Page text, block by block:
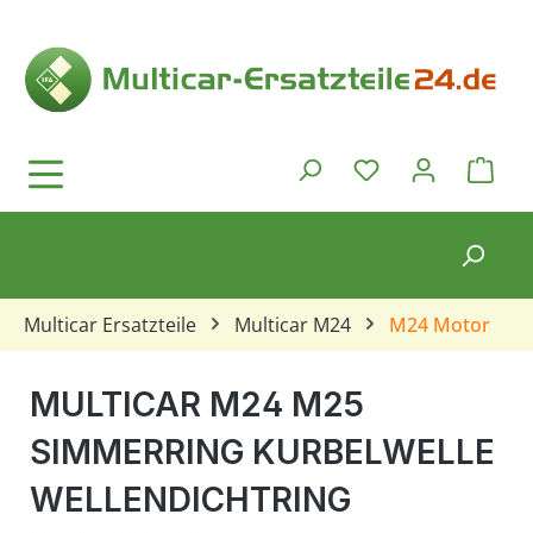
Du hast 0
Multicar Ersatzteile Multicar M24 M24 Motor
MULTICAR M24 M25
SIMMERRING KURBELWELLE
WELLENDICHTRING